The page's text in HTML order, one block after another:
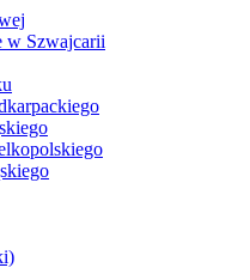
w Szwajcarii